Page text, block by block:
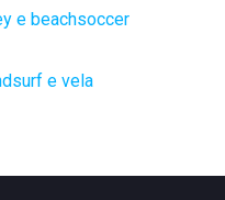
e beachsoccer
e vela